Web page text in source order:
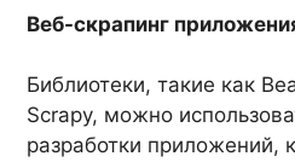
Веб-скрапинг
Библиотеки, такие как
Scrapy, можно
разработки приложений,